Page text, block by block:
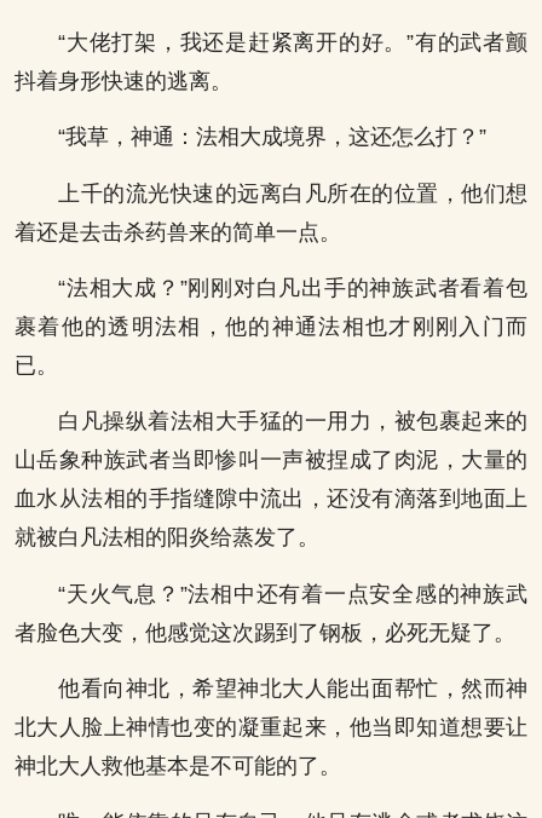
“大佬打架，我还是赶紧离开的好。”有的武者颤
抖着身形快速的逃离。
“我草，神通：法相大成境界，这还怎么打？”
上千的流光快速的远离白凡所在的位置，他们想
着还是去击杀药兽来的简单一点。
“法相大成？”刚刚对白凡出手的神族武者看着包
裹着他的透明法相，他的神通法相也才刚刚入门而
已。
白凡操纵着法相大手猛的一用力，被包裹起来的
山岳象种族武者当即惨叫一声被捏成了肉泥，大量的
血水从法相的手指缝隙中流出，还没有滴落到地面上
就被白凡法相的阳炎给蒸发了。
“天火气息？”法相中还有着一点安全感的神族武
者脸色大变，他感觉这次踢到了钢板，必死无疑了。
他看向神北，希望神北大人能出面帮忙，然而神
北大人脸上神情也变的凝重起来，他当即知道想要让
神北大人救他基本是不可能的了。